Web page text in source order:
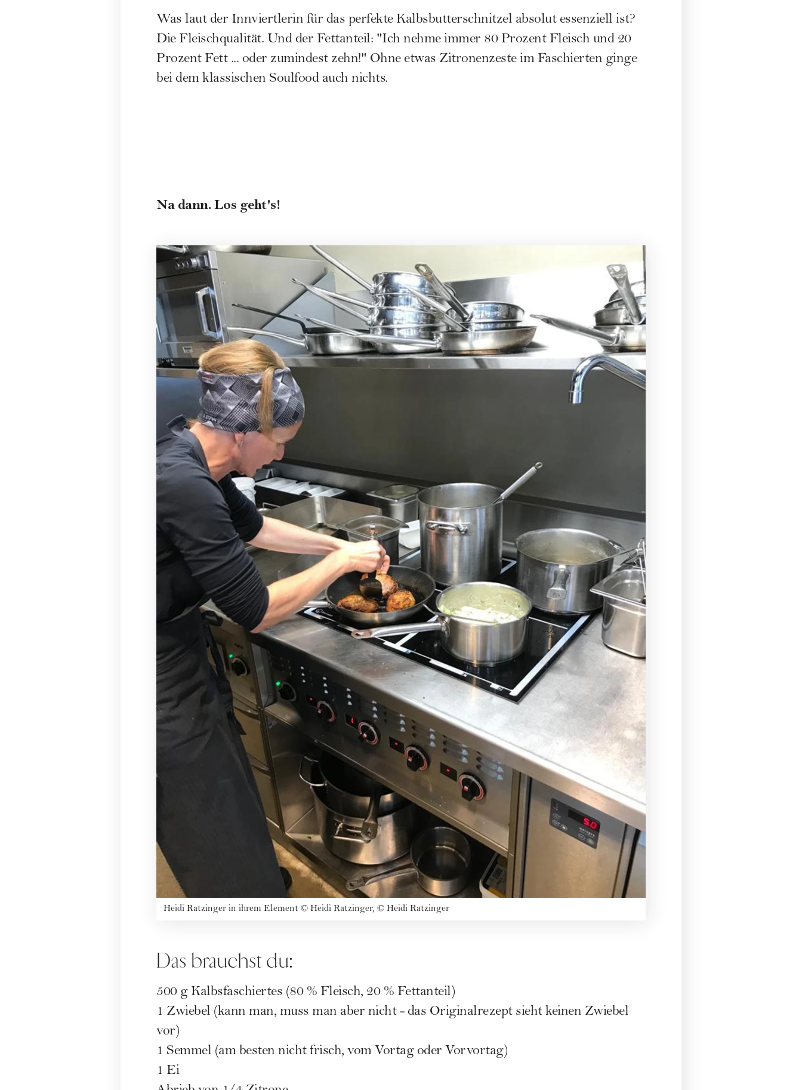
Was laut der Innviertlerin für das perfekte Kalbsbutterschnitzel absolut essenziell ist?
Die Fleischqualität. Und der Fettanteil: "Ich nehme immer 80 Prozent Fleisch und 20
Prozent Fett ... oder zumindest zehn!" Ohne etwas Zitronenzeste im Faschierten ginge
bei dem klassischen Soulfood auch nichts.
Na dann. Los geht's!
Heidi Ratzinger in ihrem Element © Heidi Ratzinger, © Heidi Ratzinger
Das brauchst du:
500 g Kalbsfaschiertes (80 % Fleisch, 20 % Fettanteil)
1 Zwiebel (kann man, muss man aber nicht - das Originalrezept sieht keinen Zwiebel
vor)
1 Semmel (am besten nicht frisch, vom Vortag oder Vorvortag)
1 Ei